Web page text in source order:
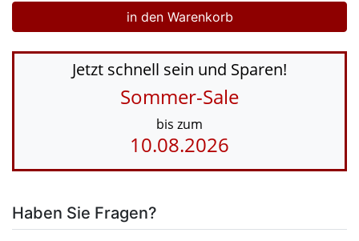
Jetzt schnell sein und Sparen!
Sommer-Sale
bis zum
10.08.2026
Haben Sie Fragen?